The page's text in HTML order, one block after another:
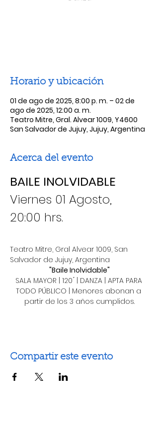
Horario y ubicación
01 de ago de 2025, 8:00 p. m. – 02 de
ago de 2025, 12:00 a. m.
Teatro Mitre, Gral. Alvear 1009, Y4600
San Salvador de Jujuy, Jujuy, Argentina
Acerca del evento
BAILE INOLVIDABLE
Viernes 01 Agosto,
20:00 hrs.
Teatro Mitre, Gral Alvear 1009, San
Salvador de Jujuy, Argentina
"Baile Inolvidable"
SALA MAYOR | 120 ́ | DANZA | APTA PARA
TODO PÚBLICO | Menores abonan a
partir de los 3 años cumplidos.
Compartir este evento